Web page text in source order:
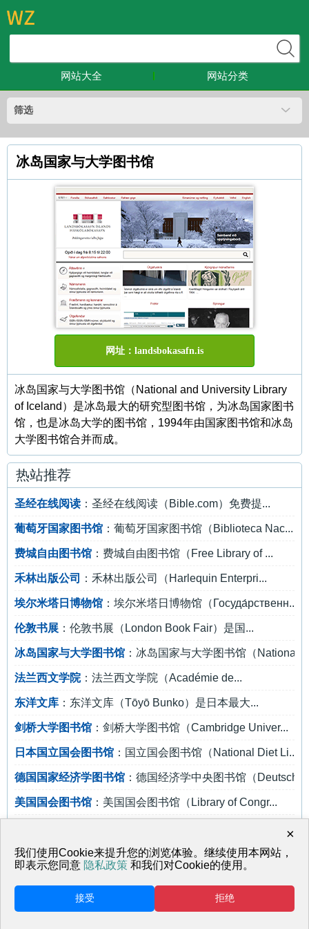
网站大全 网站分类
筛选
冰岛国家与大学图书馆
网址：landsbokasafn.is
冰岛国家与大学图书馆（National and University Library
of Iceland）是冰岛最大的研究型图书馆，为冰岛国家图书
馆，也是冰岛大学的图书馆，1994年由国家图书馆和冰岛
大学图书馆合并而成。
热站推荐
圣经在线阅读 ：圣经在线阅读（Bible.com）免费提...
葡萄牙国家图书馆 ：葡萄牙国家图书馆（Biblioteca Nac...
费城自由图书馆 ：费城自由图书馆（Free Library of ...
禾林出版公司 ：禾林出版公司（Harlequin Enterpri...
埃尔米塔日博物馆 ：埃尔米塔日博物馆（Госуда́рственн...
伦敦书展 ：伦敦书展（London Book Fair）是国...
冰岛国家与大学图书馆 ：冰岛国家与大学图书馆（National
法兰西文学院：法兰西文学院（Académie de...
东洋文库 ：东洋文库（Tōyō Bunko）是日本最大...
剑桥大学图书馆 ：剑桥大学图书馆（Cambridge Univer...
日本国立国会图书馆 ：国立国会图书馆（National Diet Li...
德国国家经济学图书馆 ：德国经济学中央图书馆（Deutsche
美国国会图书馆 ：美国国会图书馆（Library of Congr...
Scribd：Scribd是一个全球著名上传及分享在...
返回首页 网站地图
×
我们使用Cookie来提升您的浏览体验。继续使用本网站，
即表示您同意 隐私政策 和我们对Cookie的使用。
接受 拒绝